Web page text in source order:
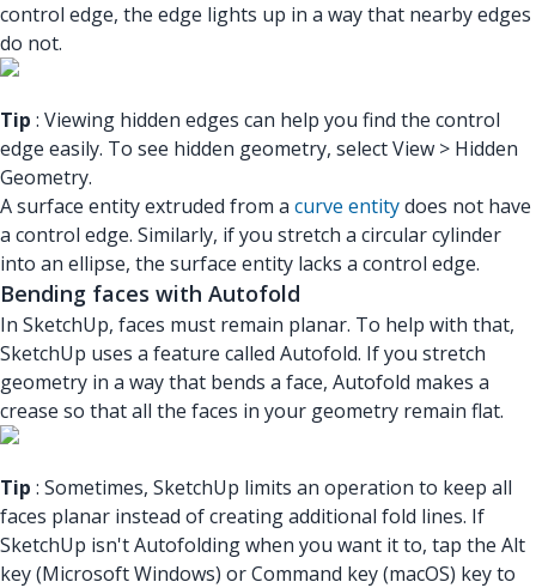
control edge, the edge lights up in a way that nearby edges
do not.
Tip : Viewing hidden edges can help you find the control
edge easily. To see hidden geometry, select View > Hidden
Geometry.
A surface entity extruded from a curve entitydoes not have
a control edge. Similarly, if you stretch a circular cylinder
into an ellipse, the surface entity lacks a control edge.
Bending faces with Autofold
In SketchUp, faces must remain planar. To help with that,
SketchUp uses a feature called Autofold. If you stretch
geometry in a way that bends a face, Autofold makes a
crease so that all the faces in your geometry remain flat.
Tip : Sometimes, SketchUp limits an operation to keep all
faces planar instead of creating additional fold lines. If
SketchUp isn't Autofolding when you want it to, tap the Alt
key (Microsoft Windows) or Command key (macOS) key to